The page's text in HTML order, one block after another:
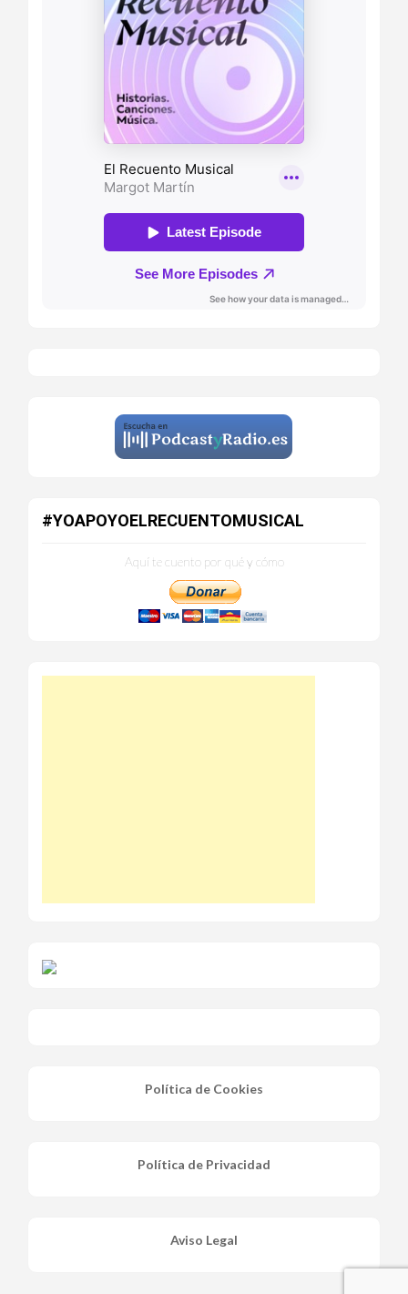
#YOAPOYOELRECUENTOMUSICAL
Aquí te cuento por qué y cómo
Política de Cookies
Política de Privacidad
Aviso Legal